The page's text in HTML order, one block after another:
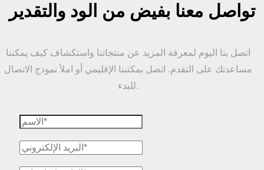
تواصل معنا بفيض من الود والتقدير
اتصل بنا اليوم لمعرفة المزيد عن منتجاتنا واستكشاف كيف يمكننا
مساعدتك على التقدم. اتصل بمكتبنا الإقليمي أو املأ نموذج الاتصال
للبدء.